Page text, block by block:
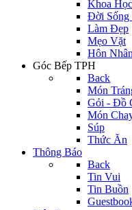
Khoa Học
Đời Sống
Làm Đẹp
Mẹo Vặt
Hôn
Góc Bếp TPH
Back
Món
Gỏi - Đồ
Món
Súp
Thức Ăn
Thông Báo
Back
Tin Vui
Tin Buồn